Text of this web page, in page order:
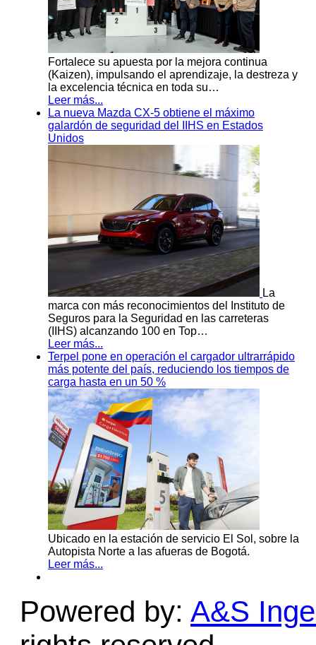
Fortalece su apuesta por la mejora continua
(Kaizen), impulsando el aprendizaje, la destreza y
la excelencia técnica en toda su…
Leer más...
La nueva Mazda CX-5 obtiene el máximo
galardón de seguridad del IIHS en Estados
Unidos
La
marca con más reconocimientos del Instituto de
Seguros para la Seguridad en las carreteras
(IIHS) alcanzando 100 en Top…
Leer más...
Terpel pone en operación el cargador ultrarrápido
más potente del país, reduciendo los tiempos de
carga hasta en un 50 %
Ubicado en la estación de servicio El Sol, sobre la
Autopista Norte a las afueras de Bogotá.
Leer más...
Powered by: A&S